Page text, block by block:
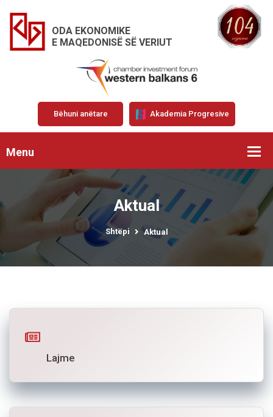
ODA EKONOMIKE
E MAQEDONISË SË VERIUT
Bëhuni anëtare Akademia Progresive
Menu
Aktual
Shtëpi Aktual
Lajme